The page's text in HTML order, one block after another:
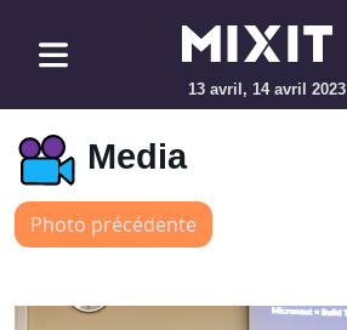
13 avril, 14 avril 2023
Media
Photo précédente